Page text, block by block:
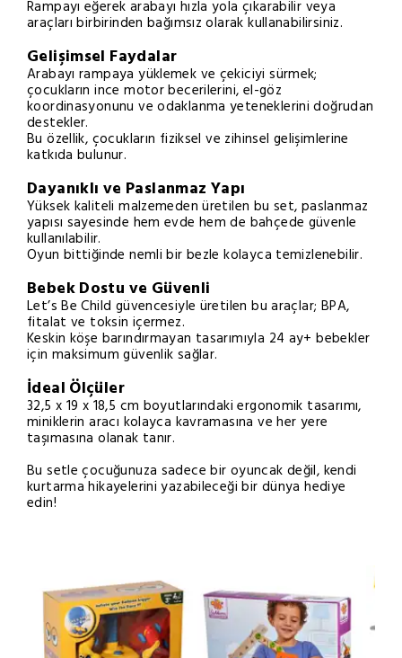
Rampayı eğerek arabayı hızla yola çıkarabilir veya
araçları birbirinden bağımsız olarak kullanabilirsiniz.
Gelişimsel Faydalar
Arabayı rampaya yüklemek ve çekiciyi sürmek;
çocukların ince motor becerilerini, el-göz
koordinasyonunu ve odaklanma yeteneklerini doğrudan
destekler.
Bu özellik, çocukların fiziksel ve zihinsel gelişimlerine
katkıda bulunur.
Dayanıklı ve Paslanmaz Yapı
Yüksek kaliteli malzemeden üretilen bu set, paslanmaz
yapısı sayesinde hem evde hem de bahçede güvenle
kullanılabilir.
Oyun bittiğinde nemli bir bezle kolayca temizlenebilir.
Bebek Dostu ve Güvenli
Let’s Be Child güvencesiyle üretilen bu araçlar; BPA,
fitalat ve toksin içermez.
Keskin köşe barındırmayan tasarımıyla 24 ay+ bebekler
için maksimum güvenlik sağlar.
İdeal Ölçüler
32,5 x 19 x 18,5 cm boyutlarındaki ergonomik tasarımı,
miniklerin aracı kolayca kavramasına ve her yere
taşımasına olanak tanır.
Bu setle çocuğunuza sadece bir oyuncak değil, kendi
kurtarma hikayelerini yazabileceği bir dünya hediye
edin!